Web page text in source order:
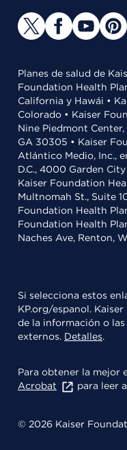
Planes de salud de
Foundation Health
California y Hawái •
Colorado • Kaiser
Nine Piedmont
GA 30305 • Kaiser
Atlántico Medio, Inc.,
D.C., 4000 Garden
Kaiser Foundation
Multnomah St., Suite
Foundation Health
Foundation Health
Naches Ave, Renton,
Si selecciona estos
KP.org/espanol.
de la información o
externos. Detalles.
Para obtener la mejor
Acrobat
para leer
© 2026 Kaiser